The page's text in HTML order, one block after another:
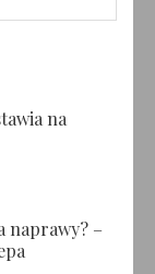
na
naprawy? –